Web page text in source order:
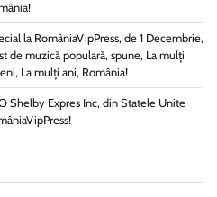
la RomâniaVipPress, de 1 Decembrie,
de muzică populară, spune, La mulți
La mulți ani, România!
Shelby Expres Inc, din Statele Unite